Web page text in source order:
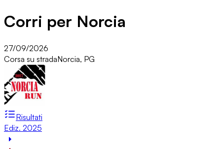
Corri per Norcia
27/09/2026
Corsa su stradaNorcia, PG
Risultati
Ediz. 2025